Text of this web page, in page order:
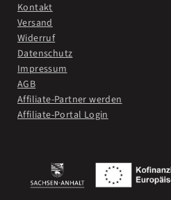
Kontakt
Versand
Widerruf
Datenschutz
Impressum
AGB
Affiliate-Partner werden
Affiliate-Portal Login